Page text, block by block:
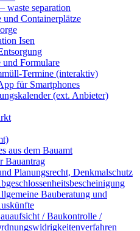
waste separation
Containerplätze
Isen
und Formulare
Termine (interaktiv)
für Smartphones
(ext. Anbieter)
aus dem Bauamt
Bauantrag
Planungsrecht, Denkmalschutz
Bauberatung und
/ Baukontrolle /